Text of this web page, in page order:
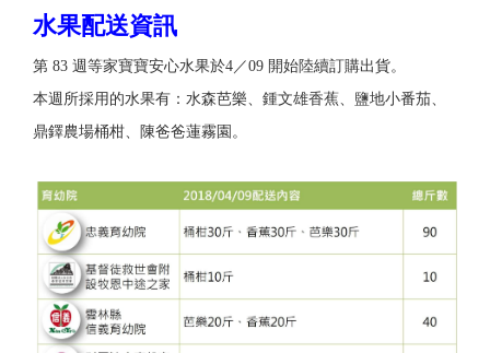
水果配送資訊
第 83 週等家寶寶安心水果於4／09 開始陸續訂購出貨。
本週所採用的水果有：水森芭樂、鍾文雄香蕉、鹽地小番茄、
鼎鐸農場桶柑、陳爸爸蓮霧園。